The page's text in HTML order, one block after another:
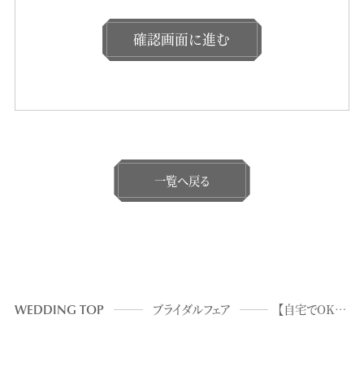
確認画面に進む
一覧へ戻る
WEDDING TOP ブライダルフェア 【自宅でOK☆30分～】NEWOPEN会場オンライン相談会